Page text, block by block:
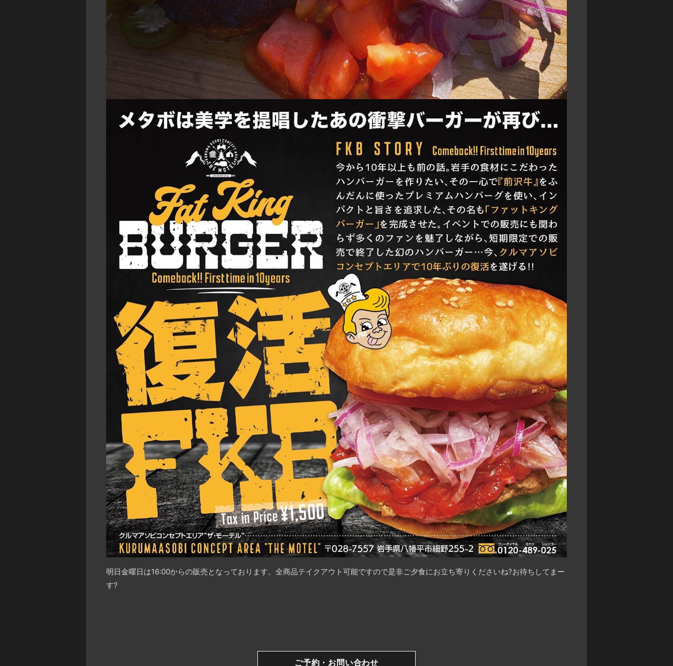
明日金曜日は16:00からの販売となっております。全商品テイクアウト可能ですので是非ご夕食にお立ち寄りくださいね?お待ちしてまー
す?
ご予約・お問い合わせ